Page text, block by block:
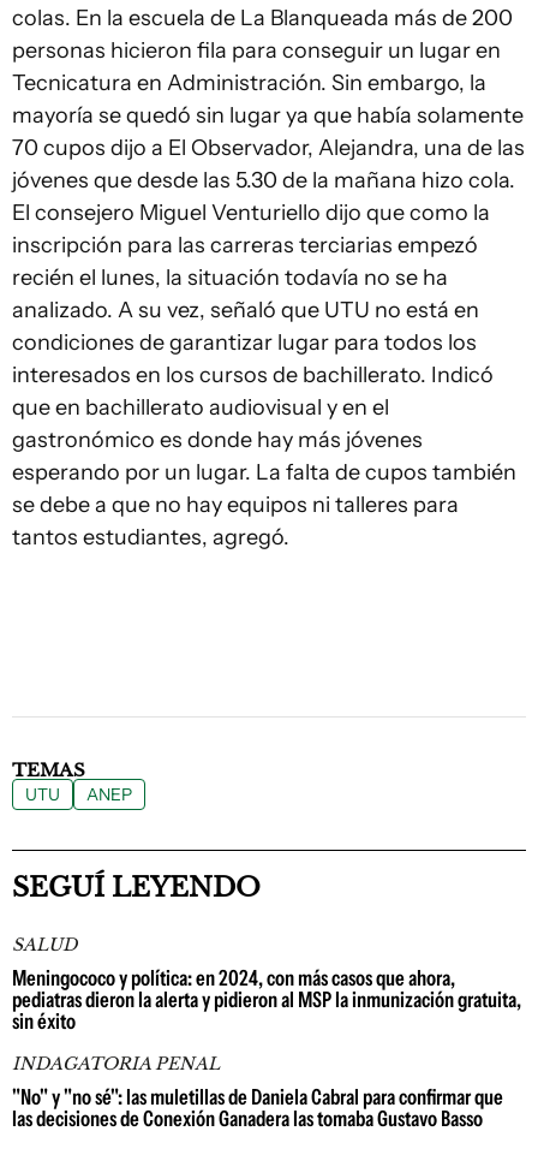
colas. En la escuela de La Blanqueada más de 200
personas hicieron fila para conseguir un lugar en
Tecnicatura en Administración. Sin embargo, la
mayoría se quedó sin lugar ya que había solamente
70 cupos dijo a El Observador, Alejandra, una de las
jóvenes que desde las 5.30 de la mañana hizo cola.
El consejero Miguel Venturiello dijo que como la
inscripción para las carreras terciarias empezó
recién el lunes, la situación todavía no se ha
analizado. A su vez, señaló que UTU no está en
condiciones de garantizar lugar para todos los
interesados en los cursos de bachillerato. Indicó
que en bachillerato audiovisual y en el
gastronómico es donde hay más jóvenes
esperando por un lugar. La falta de cupos también
se debe a que no hay equipos ni talleres para
tantos estudiantes, agregó.
TEMAS
UTU ANEP
SEGUÍ LEYENDO
SALUD
Meningococo y política: en 2024, con más casos que ahora,
pediatras dieron la alerta y pidieron al MSP la inmunización gratuita,
sin éxito
INDAGATORIA PENAL
"No" y "no sé": las muletillas de Daniela Cabral para confirmar que
las decisiones de Conexión Ganadera las tomaba Gustavo Basso